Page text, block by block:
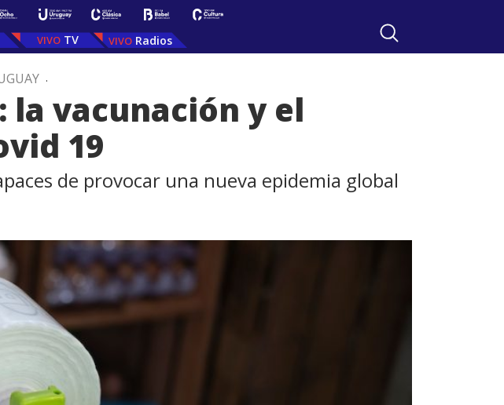
TV Radios
.
la vacunación y el
19
de provocar una nueva epidemia global